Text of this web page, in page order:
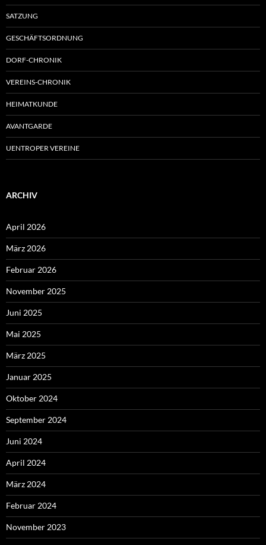
SATZUNG
GESCHÄFTSORDNUNG
DORF-CHRONIK
VEREINS-CHRONIK
HEIMATKUNDE
AVANTGARDE
UENTROPER VEREINE
ARCHIV
April 2026
März 2026
Februar 2026
November 2025
Juni 2025
Mai 2025
März 2025
Januar 2025
Oktober 2024
September 2024
Juni 2024
April 2024
März 2024
Februar 2024
November 2023